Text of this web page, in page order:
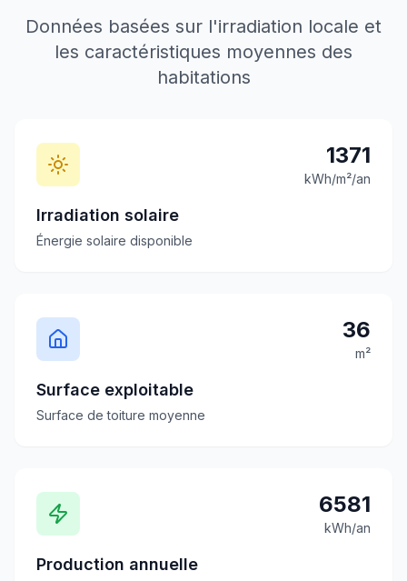
Données basées sur l'irradiation locale et
les caractéristiques moyennes des
habitations
1371
kWh/m²/an
Irradiation solaire
Énergie solaire disponible
36
m²
Surface exploitable
Surface de toiture moyenne
6581
kWh/an
Production annuelle